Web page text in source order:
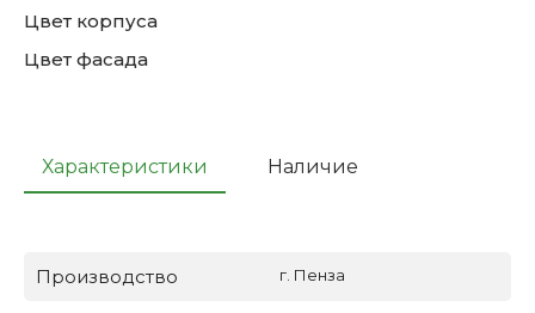
Цвет корпуса
Цвет фасада
Характеристики Наличие
Производство г. Пенза